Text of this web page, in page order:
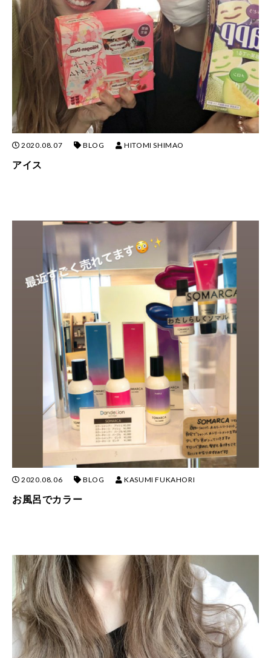
2020.08.07 BLOG HITOMI SHIMAO
アイス
2020.08.06 BLOG KASUMI FUKAHORI
お風呂でカラー